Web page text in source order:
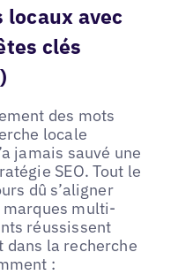
locaux avec
clés
des mots
locale
jamais sauvé une
SEO. Tout le
dû s’aligner
marques multi-
réussissent
dans la recherche
: